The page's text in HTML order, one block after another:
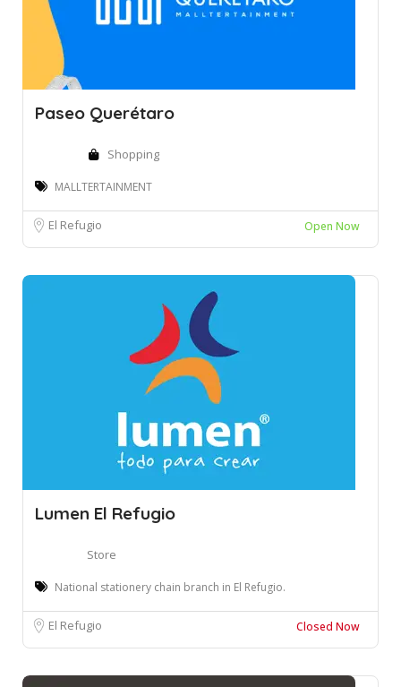
Paseo Querétaro
Shopping
MALLTERTAINMENT
El Refugio Open Now
Lumen El Refugio
Store
National stationery chain branch in El Refugio.
El Refugio Closed Now